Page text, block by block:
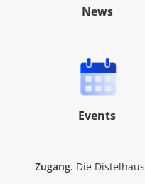
News
Events
Zugang. Die